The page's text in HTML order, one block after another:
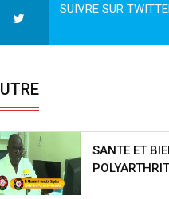
SUIVRE SUR
SANTE ET